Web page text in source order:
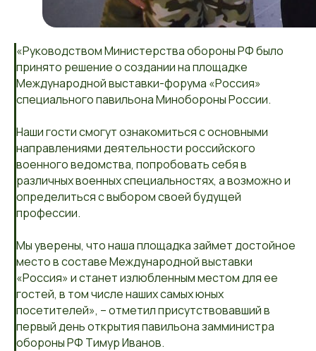
«Руководством Министерства обороны РФ было
принято решение о создании на площадке
Международной выставки-форума «Россия»
специального павильона Минобороны России.
Наши гости смогут ознакомиться с основными
направлениями деятельности российского
военного ведомства, попробовать себя в
различных военных специальностях, а возможно и
определиться с выбором своей будущей
профессии.
Мы уверены, что наша площадка займет достойное
место в составе Международной выставки
«Россия» и станет излюбленным местом для ее
гостей, в том числе наших самых юных
посетителей», – отметил присутствовавший в
первый день открытия павильона замминистра
обороны РФ Тимур Иванов.